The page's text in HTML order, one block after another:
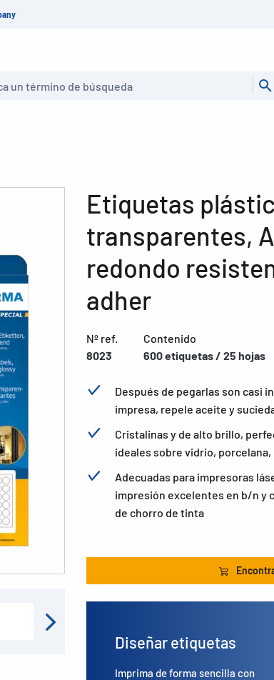
Etiquetas
transparentes,
redondo
adher
Nº ref.
8023
Contenido
600 etiquetas / 25 hojas
Después de pegarlas son casi
impresa, repele aceite y
Cristalinas y de alto brillo,
ideales sobre vidrio,
Adecuadas para impresoras
impresión excelentes en b/n y
de chorro de tinta
Diseñar etiquetas
Imprima de forma sencilla con